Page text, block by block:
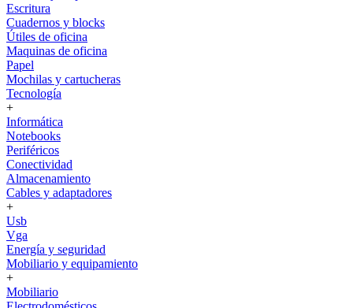
Escritura
Cuadernos y blocks
Útiles de oficina
Maquinas de oficina
Papel
Mochilas y cartucheras
Tecnología
+
Informática
Notebooks
Periféricos
Conectividad
Almacenamiento
Cables y adaptadores
+
Usb
Vga
Energía y seguridad
Mobiliario y equipamiento
+
Mobiliario